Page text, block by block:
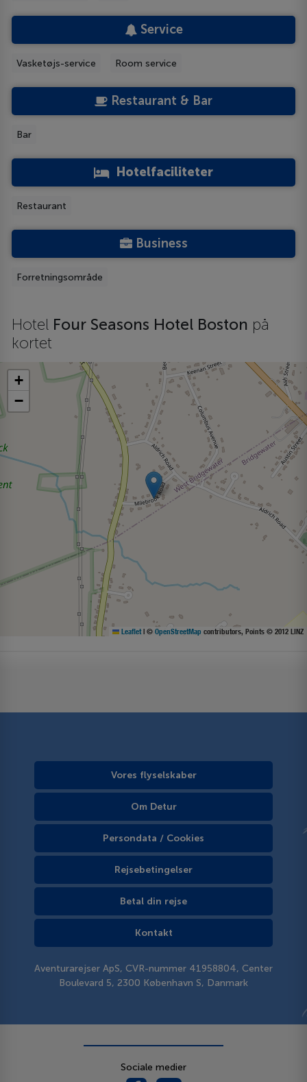
Service
Vasketøjs-service Room service
Restaurant & Bar
Bar
Hotelfaciliteter
Restaurant
Business
Forretningsområde
Hotel Four Seasons Hotel Boston på
kortet
+
−
Leaflet | © OpenStreetMap contributors, Points © 2012 LINZ
Vores flyselskaber
Om Detur
Persondata / Cookies
Rejsebetingelser
Betal din rejse
Kontakt
Aventurarejser ApS, CVR-nummer 41958804, Center
Boulevard 5, 2300 København S, Danmark
Sociale medier